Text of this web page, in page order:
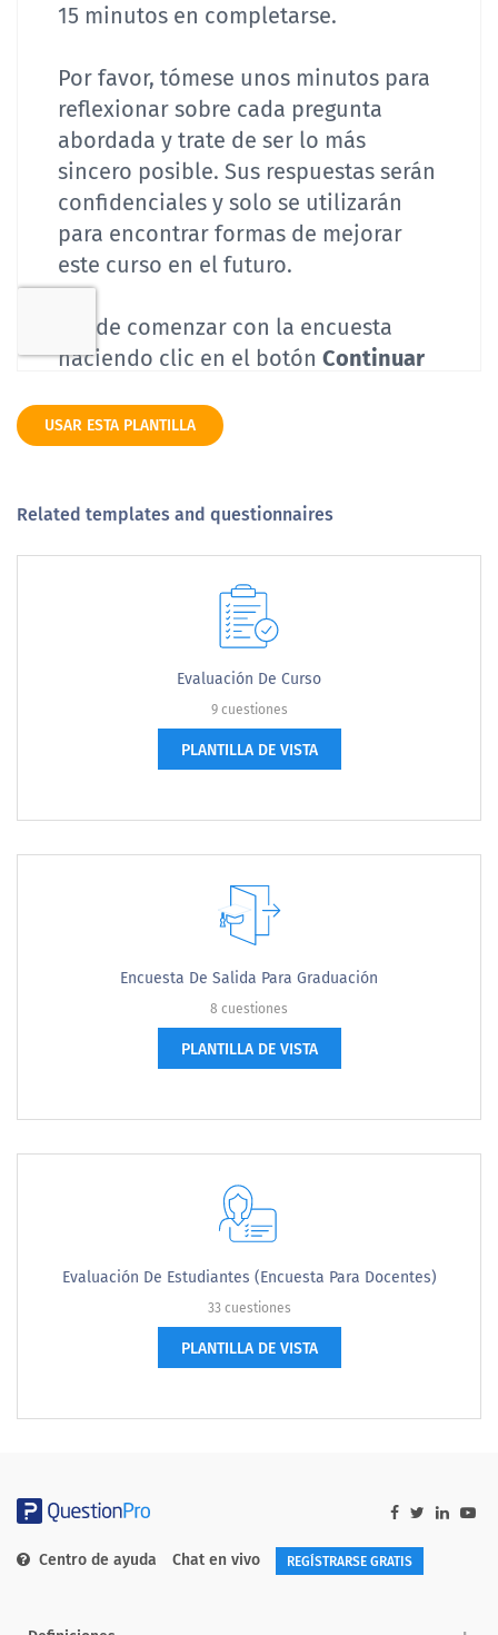
USAR ESTA PLANTILLA
Related templates and questionnaires
Evaluación De Curso
9 cuestiones
PLANTILLA DE VISTA
Encuesta De Salida Para Graduación
8 cuestiones
PLANTILLA DE VISTA
Evaluación De Estudiantes (encuesta Para Docentes)
33 cuestiones
PLANTILLA DE VISTA
Centro de ayuda Chat en vivo REGÍSTRARSE GRATIS